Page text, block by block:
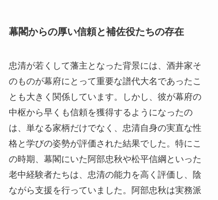
幕閣からの厚い信頼と補佐役たちの存在
忠清が若くして藩主となった背景には、酒井家そ
のものが幕府にとって重要な譜代大名であったこ
とも大きく関係しています。しかし、彼が幕府の
中枢から早くも信頼を獲得するようになったの
は、単なる家柄だけでなく、忠清自身の実直な性
格と学びの姿勢が評価された結果でした。特にこ
の時期、幕閣にいた阿部忠秋や松平信綱といった
老中経験者たちは、忠清の能力を高く評価し、陰
ながら支援を行っていました。阿部忠秋は実務派